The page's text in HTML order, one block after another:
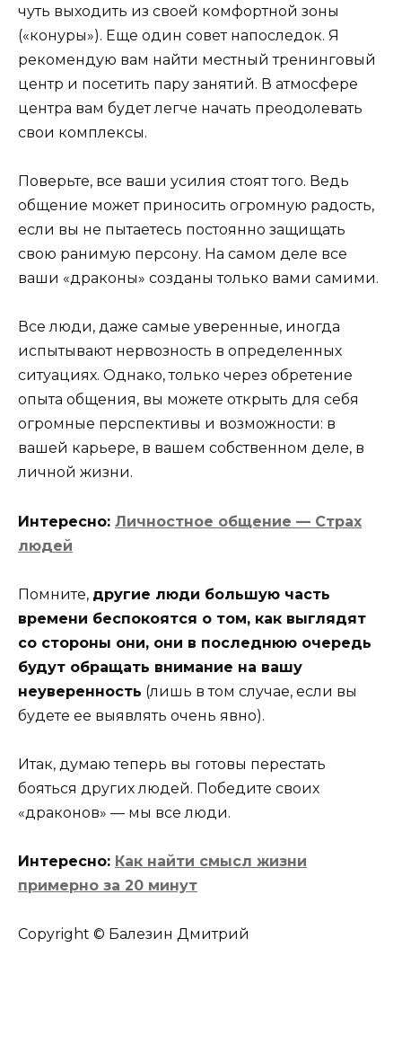
чуть выходить из своей комфортной зоны
(«конуры»). Еще один совет напоследок. Я
рекомендую вам найти местный тренинговый
центр и посетить пару занятий. В атмосфере
центра вам будет легче начать преодолевать
свои комплексы.
Поверьте, все ваши усилия стоят того. Ведь
общение может приносить огромную радость,
если вы не пытаетесь постоянно защищать
свою ранимую персону. На самом деле все
ваши «драконы» созданы только вами самими.
Все люди, даже самые уверенные, иногда
испытывают нервозность в определенных
ситуациях. Однако, только через обретение
опыта общения, вы можете открыть для себя
огромные перспективы и возможности: в
вашей карьере, в вашем собственном деле, в
личной жизни.
Интересно: Личностное общение — Страх
людей
Помните, другие люди большую часть
времени беспокоятся о том, как выглядят
со стороны они, они в последнюю очередь
будут обращать внимание на вашу
неуверенность (лишь в том случае, если вы
будете ее выявлять очень явно).
Итак, думаю теперь вы готовы перестать
бояться других людей. Победите своих
«драконов» — мы все люди.
Интересно: Как найти смысл жизни
примерно за 20 минут
Copyright © Балезин Дмитрий